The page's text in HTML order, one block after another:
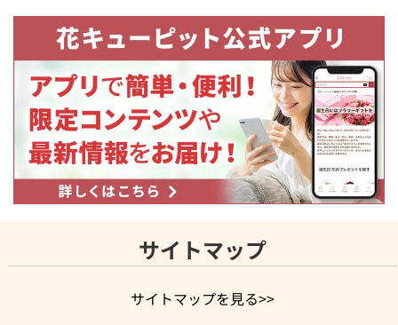
サイトマップ
サイトマップを見る>>